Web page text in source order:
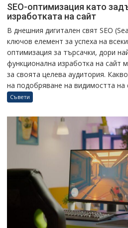
SEO-оптимизация като
изработката на сайт
В днешния дигитален свят SEO
ключов елемент за успеха на
оптимизация за търсачки, дори
функционална изработка на сайт
за своята целева аудитория.
на подобряване на видимостта на
Съвети